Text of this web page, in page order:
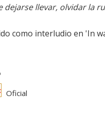
dejarse llevar, olvidar la
como interludio en 'In
Oficial